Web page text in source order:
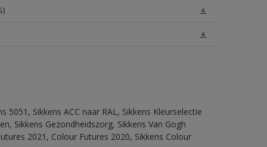
5051, Sikkens ACC naar RAL, Sikkens Kleurselectie
Sikkens Gezondheidszorg, Sikkens Van Gogh
2021, Colour Futures 2020, Sikkens Colour